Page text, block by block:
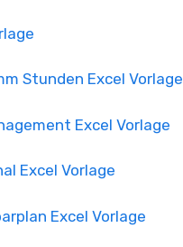
Stunden Excel Vorlage
Excel Vorlage
Excel Vorlage
Excel Vorlage